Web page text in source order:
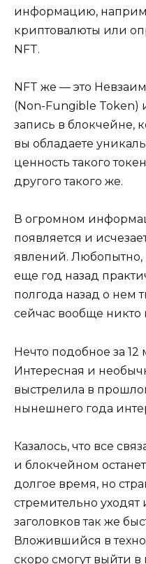
информацию,
криптовалюты или
NFT.
NFT же — это
(Non-Fungible Token)
запись в блокчейне,
вы обладаете
ценность такого
другого такого же.
В огромном
появляется и
явлений. Любопытно,
еще год назад
полгода назад о нем
сейчас вообще никто
Нечто подобное за 12
Интересная и
выстрелила в
нынешнего года
Казалось, что все
и блокчейном
долгое время, но
стремительно уходят
заголовков так же
Вложившийся в
скоро смогут выйти в